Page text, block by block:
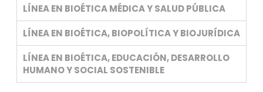
LÍNEA EN BIOÉTICA MÉDICA Y SALUD PÚBLICA
LÍNEA EN BIOÉTICA, BIOPOLÍTICA Y BIOJURÍDICA
LÍNEA EN BIOÉTICA, EDUCACIÓN, DESARROLLO
HUMANO Y SOCIAL SOSTENIBLE